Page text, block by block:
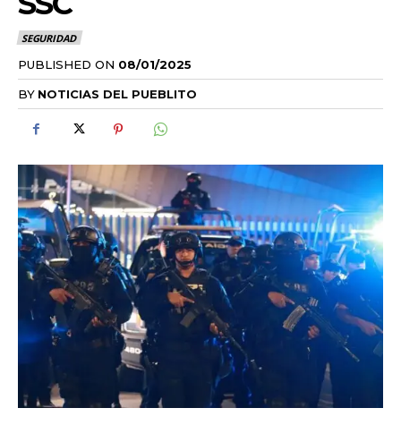
SEGURIDAD
PUBLISHED ON 08/01/2025
BY NOTICIAS DEL PUEBLITO